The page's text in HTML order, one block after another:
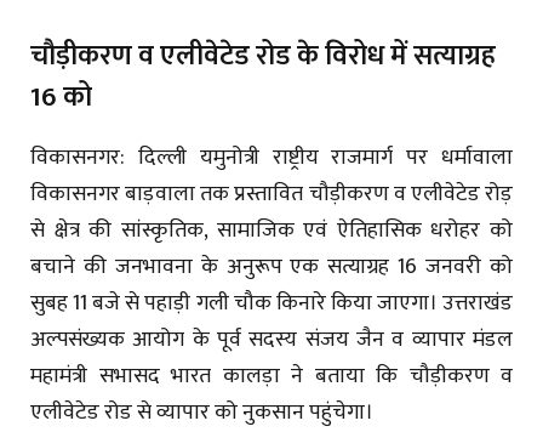
चौड़ीकरण व एलीवेटेड रोड के विरोध में सत्याग्रह
16 को
विकासनगर: दिल्ली यमुनोत्री राष्ट्रीय राजमार्ग पर धर्मावाला
विकासनगर बाड़वाला तक प्रस्तावित चौड़ीकरण व एलीवेटेड रोड़
से क्षेत्र की सांस्कृतिक, सामाजिक एवं ऐतिहासिक धरोहर को
बचाने की जनभावना के अनुरूप एक सत्याग्रह 16 जनवरी को
सुबह 11 बजे से पहाड़ी गली चौक किनारे किया जाएगा। उत्तराखंड
अल्पसंख्यक आयोग के पूर्व सदस्य संजय जैन व व्यापार मंडल
महामंत्री सभासद भारत कालड़ा ने बताया कि चौड़ीकरण व
एलीवेटेड रोड से व्यापार को नुकसान पहुंचेगा।